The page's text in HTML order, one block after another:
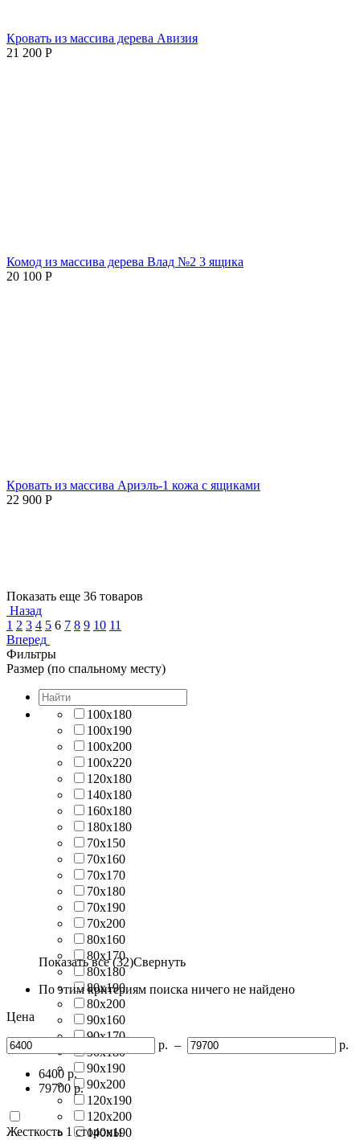
Кровать из массива дерева Авизия
21 200 Р
Комод из массива дерева Влад №2 3 ящика
20 100 Р
Кровать из массива Ариэль-1 кожа с ящиками
22 900 Р
Показать еще 36 товаров
Назад
1 2 3 4 5 6 7 8 9 10 11
Вперед
Фильтры
Размер (по спальному месту)
100х180
100х190
100х200
100х220
120х180
140х180
160х180
180х180
70х150
70х160
70х170
70х180
70х190
70х200
80х160
80х170
80х180
80х190
80х200
90х160
90х170
90х180
90х190
90х200
120х190
120х200
140х190
Показать все (32)Свернуть
По этим критериям поиска ничего не найдено
Цена
р. – р.
6400 р.
79700 р.
Жесткость 1 стороны